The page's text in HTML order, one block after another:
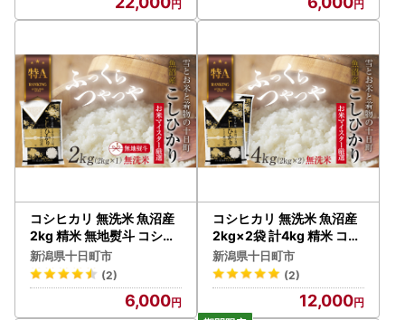
コシヒカリ 無洗米 魚沼産
2kg 精米 無地熨斗 コシヒ
カリ
新潟県十日町市
(2)
6,000
コシヒカリ 無洗米 魚沼産
2kg×2袋 計4kg 精米 コシ
ヒカリ
新潟県十日町市
(2)
12,000